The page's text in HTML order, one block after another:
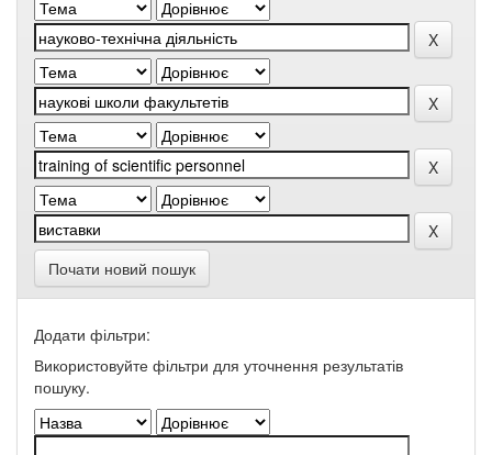
Почати новий пошук
Додати фільтри:
Використовуйте фільтри для уточнення результатів
пошуку.